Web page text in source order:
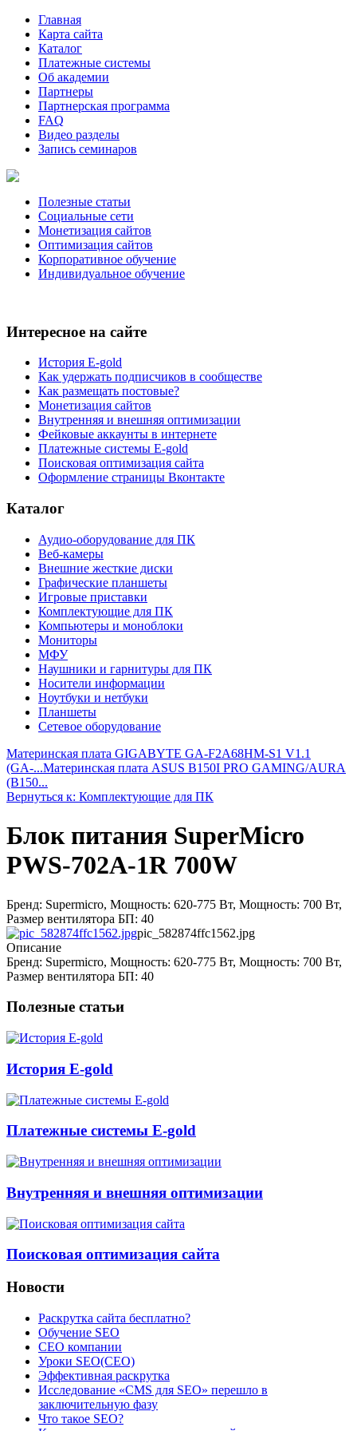
Главная
Карта сайта
Каталог
Платежные системы
Об академии
Партнеры
Партнерская программа
FAQ
Видео разделы
Запись семинаров
Полезные статьи
Социальные сети
Монетизация сайтов
Оптимизация сайтов
Корпоративное обучение
Индивидуальное обучение
Интересное на сайте
История E-gold
Как удержать подписчиков в сообществе
Как размещать постовые?
Монетизация сайтов
Внутренняя и внешняя оптимизации
Фейковые аккаунты в интернете
Платежные системы E-gold
Поисковая оптимизация сайта
Оформление страницы Вконтакте
Каталог
Аудио-оборудование для ПК
Веб-камеры
Внешние жесткие диски
Графические планшеты
Игровые приставки
Комплектующие для ПК
Компьютеры и моноблоки
Мониторы
МФУ
Наушники и гарнитуры для ПК
Носители информации
Ноутбуки и нетбуки
Планшеты
Сетевое оборудование
Материнская плата GIGABYTE GA-F2A68HM-S1 V1.1
(GA-...Материнская плата ASUS B150I PRO GAMING/AURA
(B150...
Вернуться к: Комплектующие для ПК
Блок питания SuperMicro
PWS-702A-1R 700W
Бренд: Supermicro, Мощность: 620-775 Вт, Мощность: 700 Вт,
Размер вентилятора БП: 40
pic_582874ffc1562.jpg
Описание
Бренд: Supermicro, Мощность: 620-775 Вт, Мощность: 700 Вт,
Размер вентилятора БП: 40
Полезные статьи
История E-gold
Платежные системы E-gold
Внутренняя и внешняя оптимизации
Поисковая оптимизация сайта
Новости
Раскрутка сайта бесплатно?
Обучение SEO
CEO компании
Уроки SEO(СЕО)
Эффективная раскрутка
Исследование «CMS для SEO» перешло в
заключительную фазу
Что такое SEO?